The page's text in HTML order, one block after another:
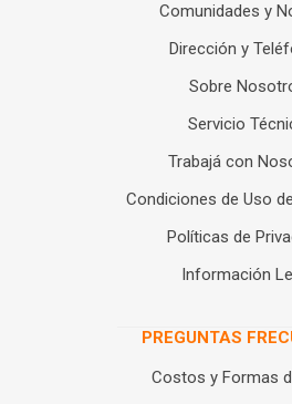
Comunidades y
Dirección y
Sobre
Servicio
Trabajá con
Condiciones de Uso
Políticas de
Información
PREGUNTAS
Costos y Formas